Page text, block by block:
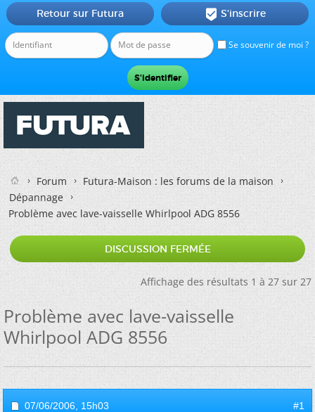
Se souvenir de moi ?
Retour sur Futura  S'inscrire
Forum
Futura-Maison : les forums de la maison
Dépannage
Problème avec lave-vaisselle Whirlpool ADG 8556
DISCUSSION FERMÉE
Affichage des résultats 1 à 27 sur 27
Problème avec lave-vaisselle
Whirlpool ADG 8556
07/06/2006, 15h03 #1